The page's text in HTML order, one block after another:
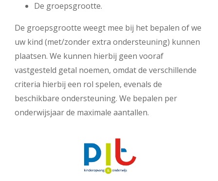
De groepsgrootte.
De groepsgrootte weegt mee bij het bepalen of we
uw kind (met/zonder extra ondersteuning) kunnen
plaatsen. We kunnen hierbij geen vooraf
vastgesteld getal noemen, omdat de verschillende
criteria hierbij een rol spelen, evenals de
beschikbare ondersteuning. We bepalen per
onderwijsjaar de maximale aantallen.